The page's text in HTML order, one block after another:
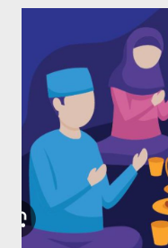
1527-1407 SM. Maka,
agama pertama menurut
Musa mendefiniskan dan
kaumnya? Nabi Musa
adalah Yang Maha Esa.
keesaan Tuhan dalam
disebut Shema Israel:
kita, Tuhan itu esa!".